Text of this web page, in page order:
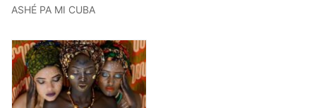
ASHÉ PA MI CUBA